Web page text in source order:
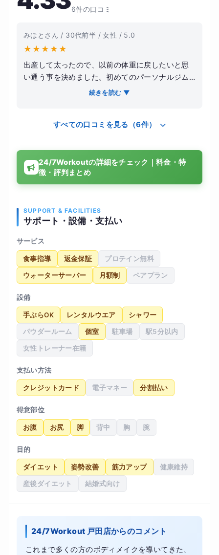
6件の口コミ
みほとさん / 30代前半 / 女性 / 5.0
★ ★ ★ ★ ★
出産して太ったので、以前の体重に戻したいと思
い通う事を決めました。初めてのパーソナルジム
でしたが、選んで良かったです。当人の目標や悩
付く事が出来ました。マンツーマンで指導して頂
取り組めました。費用も比較的リーズナブルで、
金銭的な負担が少ないです。綺麗に引き締まっ
た、健康的な体型になれました。
続きを読む ▼
すべての口コミを見る（6件）
24/7Workoutの詳細をチェック｜料金・特
徴・評判まとめ
SUPPORT & FACILITIES
サポート・設備・支払い
サービス
食事指導 返金保証 プロテイン無料
ウォーターサーバー 月額制 ペアプラン
設備
手ぶらOK レンタルウエア シャワー
パウダールーム 個室 駐車場 駅5分以内
女性トレーナー在籍
支払い方法
クレジットカード 電子マネー 分割払い
得意部位
お腹 お尻 脚 背中 胸 腕
目的
ダイエット 姿勢改善 筋力アップ 健康維持
産後ダイエット 結婚式向け
24/7Workout 戸田店からのコメント
これまで多くの方のボディメイクを導いてきた、